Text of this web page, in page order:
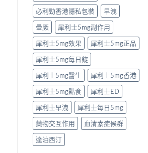
必利勁香港隱私包裝
早洩
暈厥
犀利士5mg副作用
犀利士5mg效果
犀利士5mg正品
犀利士5mg每日錠
犀利士5mg醫生
犀利士5mg香港
犀利士5mg點食
犀利士ED
犀利士早洩
犀利士每日5mg
藥物交互作用
血清素症候群
達泊西汀